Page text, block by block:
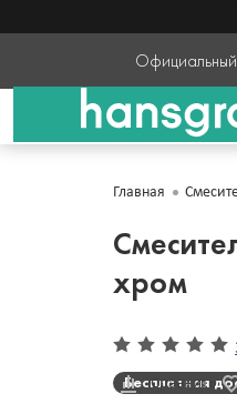
Официальный
Главная
хром
Сравнить
Бесплатная